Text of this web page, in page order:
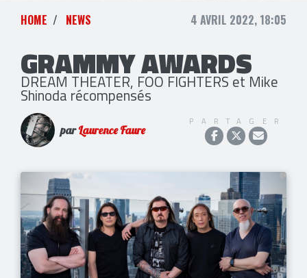
HOME NEWS 4 AVRIL 2022, 18:05
GRAMMY AWARDS
DREAM THEATER, FOO FIGHTERS et Mike
Shinoda récompensés
parLaurence Faure
PARTAGER